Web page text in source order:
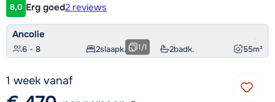
Klantwaardering
8,0 Erg goed2 reviews
Ancolie
6 - 8 2slaapk. 2badk. 55m²
1/1
1 week vanaf